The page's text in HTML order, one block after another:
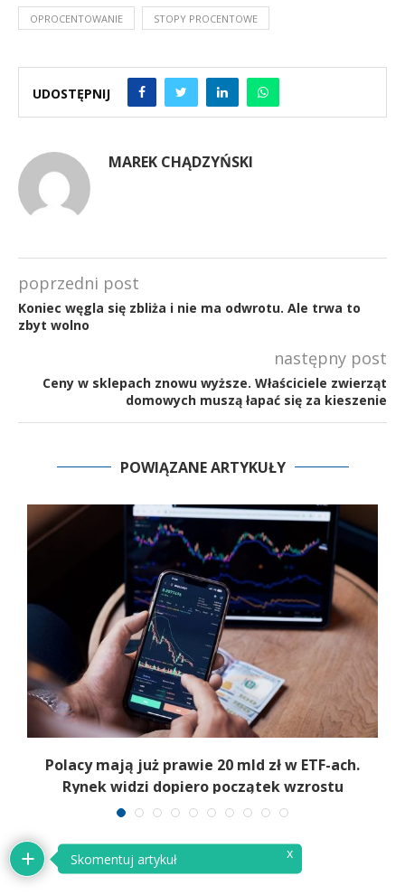
OPROCENTOWANIE STOPY PROCENTOWE
UDOSTĘPNIJ
MAREK CHĄDZYŃSKI
poprzedni post
Koniec węgla się zbliża i nie ma odwrotu. Ale trwa to
zbyt wolno
następny post
Ceny w sklepach znowu wyższe. Właściciele zwierząt
domowych muszą łapać się za kieszenie
POWIĄZANE ARTYKUŁY
Polacy mają już prawie 20 mld zł w ETF-ach.
Rynek widzi dopiero początek wzrostu
Skomentuj artykuł x